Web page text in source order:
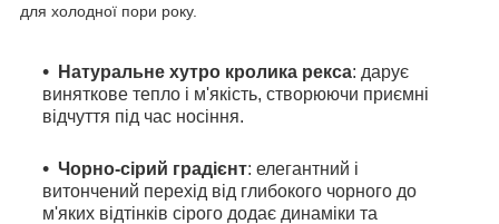
для холодної пори року.
Натуральне хутро кролика рекса: дарує
виняткове тепло і м'якість, створюючи приємні
відчуття під час носіння.
Чорно-сірий градієнт: елегантний і
витончений перехід від глибокого чорного до
м'яких відтінків сірого додає динаміки та